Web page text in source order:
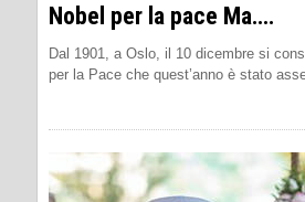
Nobel per la pace Ma….
Dal 1901, a Oslo, il 10 dicembre si
per la Pace che quest’anno è stato